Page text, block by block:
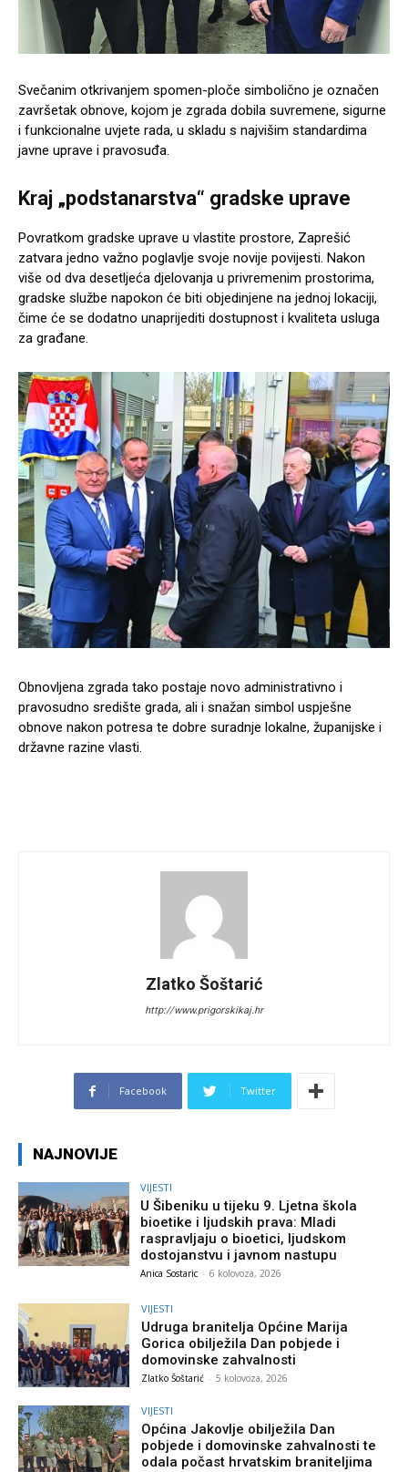
Svečanim otkrivanjem spomen-ploče simbolično je označen
završetak obnove, kojom je zgrada dobila suvremene, sigurne
i funkcionalne uvjete rada, u skladu s najvišim standardima
javne uprave i pravosuđa.
Kraj „podstanarstva“ gradske uprave
Povratkom gradske uprave u vlastite prostore, Zaprešić
zatvara jedno važno poglavlje svoje novije povijesti. Nakon
više od dva desetljeća djelovanja u privremenim prostorima,
gradske službe napokon će biti objedinjene na jednoj lokaciji,
čime će se dodatno unaprijediti dostupnost i kvaliteta usluga
za građane.
Obnovljena zgrada tako postaje novo administrativno i
pravosudno središte grada, ali i snažan simbol uspješne
obnove nakon potresa te dobre suradnje lokalne, županijske i
državne razine vlasti.
Zlatko Šoštarić
http://www.prigorskikaj.hr
Facebook Twitter
NAJNOVIJE
VIJESTI
U Šibeniku u tijeku 9. Ljetna škola
bioetike i ljudskih prava: Mladi
raspravljaju o bioetici, ljudskom
dostojanstvu i javnom nastupu
Anica Sostaric - 6 kolovoza, 2026
VIJESTI
Udruga branitelja Općine Marija
Gorica obilježila Dan pobjede i
domovinske zahvalnosti
Zlatko Šoštarić - 5 kolovoza, 2026
VIJESTI
Općina Jakovlje obilježila Dan
pobjede i domovinske zahvalnosti te
odala počast hrvatskim braniteljima